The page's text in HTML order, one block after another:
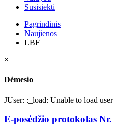
Susisiekti
Pagrindinis
Naujienos
LBF
×
Dėmesio
JUser: :_load: Unable to load
E-posėdžio protokolas